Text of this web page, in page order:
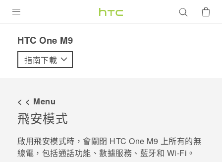
VIVE
優惠專區
HTC One M9‎
指南下載
< < Menu
飛安模式
啟用飛安模式時，會關閉 HTC One M9 上所有的無
線電，包括通話功能、數據服務、 藍牙和 Wi-Fi 。